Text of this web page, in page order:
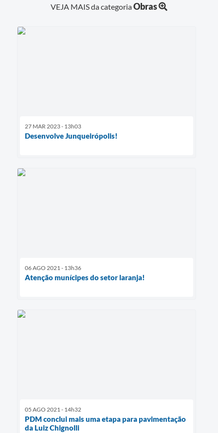
VEJA MAIS da categoriaObras
27 MAR 2023 - 13h03
Desenvolve Junqueirópolis!
06 AGO 2021 - 13h36
Atenção munícipes do setor laranja!
05 AGO 2021 - 14h32
PDM conclui mais uma etapa para pavimentação
da Luiz Chignolli